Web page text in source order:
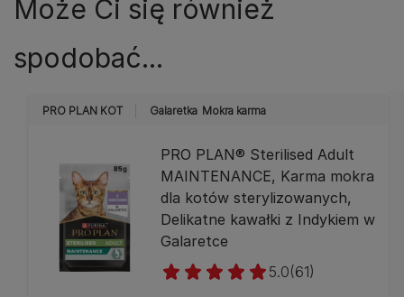
Może Ci się również
spodobać...
PRO PLAN KOT Galaretka Mokra karma
PRO PLAN® Sterilised Adult
MAINTENANCE, Karma mokra
dla kotów sterylizowanych,
Delikatne kawałki z Indykiem w
Galaretce
5.0(61)